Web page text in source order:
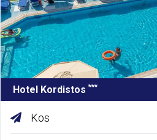
Hotel Kordistos ***
Kos